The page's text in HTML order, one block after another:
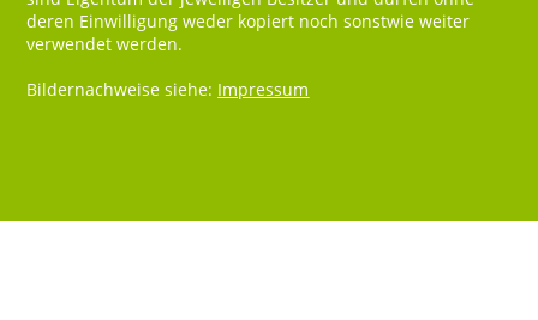
deren Einwilligung weder kopiert noch sonstwie weiter
verwendet werden.
Bildernachweise siehe: Impressum